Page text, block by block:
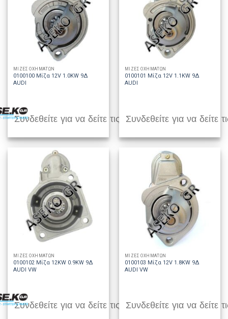
ΜΙΖΕΣ ΟΧΗΜΑΤΩΝ
0100100 Μίζα 12V 1.0KW 9Δ
AUDI
Συνδεθείτε για να δείτε τις τιμές
ΜΙΖΕΣ ΟΧΗΜΑΤΩΝ
0100101 Μίζα 12V 1.1KW 9Δ
AUDI
Συνδεθείτε για να δείτε
ΜΙΖΕΣ ΟΧΗΜΑΤΩΝ
0100102 Μίζα 12KW 0.9KW 9Δ
AUDI VW
Συνδεθείτε για να δείτε τις τιμές
ΜΙΖΕΣ ΟΧΗΜΑΤΩΝ
0100103 Μίζα 12V 1.8KW 9Δ
AUDI VW
Συνδεθείτε για να δείτε